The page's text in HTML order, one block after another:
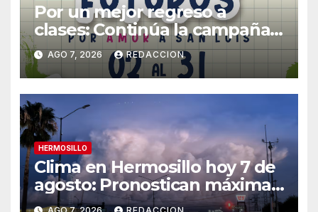
Por un mejor regreso a
clases: Continúa la campaña
de recolección de útiles
«Coloreando Futuros»
AGO 7, 2026 REDACCION
HERMOSILLO
Clima en Hermosillo hoy 7 de
agosto: Pronostican máxima
de 42°C, sensación térmica de